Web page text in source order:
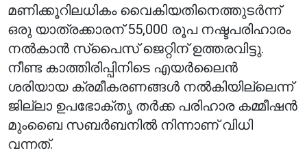
മണിക്കൂറിലധികം വൈകിയതിനെത്തുടർന്ന്
ഒരു യാത്രക്കാരന് 55,000 രൂപ നഷ്ടപരിഹാരം
നൽകാൻ സ്‌പൈസ് ജെറ്റിന് ഉത്തരവിട്ടു.
നീണ്ട കാത്തിരിപ്പിനിടെ എയർലൈൻ
ശരിയായ ക്രമീകരണങ്ങൾ നൽകിയില്ലെന്ന്
ജില്ലാ ഉപഭോക്തൃ തർക്ക പരിഹാര കമ്മീഷൻ
മുംബൈ സബർബനിൽ നിന്നാണ് വിധി
വന്നത്.